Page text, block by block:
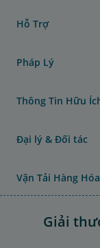
Hỗ Trợ
Pháp Lý
Thông Tin Hữu
Đại lý & Đối tác
Vận Tải Hàng Hóa
Giải